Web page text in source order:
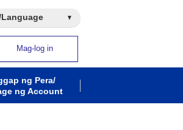
Mag-log in
ng Pera/
ng Account